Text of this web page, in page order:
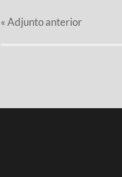
«Adjuntoanterior